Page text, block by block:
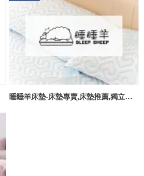
睡睡羊床墊-床墊專賣,床墊推薦,獨立筒